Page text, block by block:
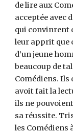
de lire aux
acceptée avec
qui convinrent
leur apprit que
d’un jeune
beaucoup de
Comédiens. Ils
avoit fait la
ils ne
sa réussite.
les